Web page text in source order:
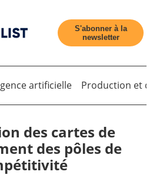
S'abonner à la
newsletter
artificielle Production et
des cartes de
des pôles de